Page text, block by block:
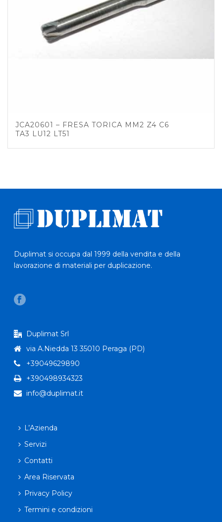
JCA20601 – FRESA TORICA MM2 Z4 C6
TA3 LU12 LT51
Duplimat si occupa dal 1999 della vendita e della
lavorazione di materiali per duplicazione.
Duplimat Srl
via A.Niedda 13 35010 Peraga (PD)
+39049629890
+390498934323
info@duplimat.it
L’Azienda
Servizi
Contatti
Area Riservata
Privacy Policy
Termini e condizioni